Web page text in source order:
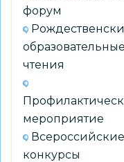
форум
образовательные
чтения
мероприятие
Всероссийские
конкурсы